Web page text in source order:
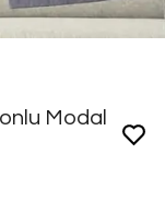
Modal